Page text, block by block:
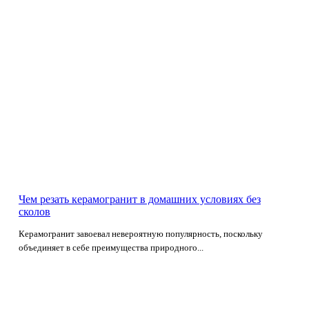
Чем резать керамогранит в домашних условиях без
сколов
Керамогранит завоевал невероятную популярность, поскольку
объединяет в себе преимущества природного...